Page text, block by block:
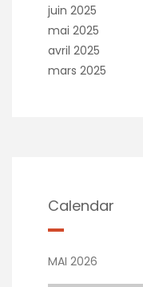
juin 2025
mai 2025
avril 2025
mars 2025
Calendar
MAI 2026